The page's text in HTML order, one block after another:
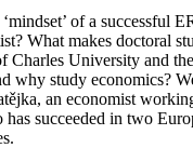
of a successful
What makes doctoral
Charles University and
why study economics?
an economist
succeeded in two